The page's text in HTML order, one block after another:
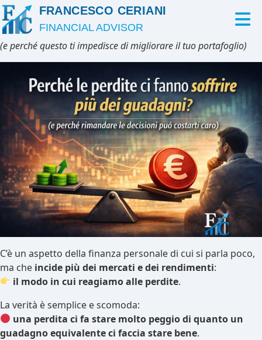
FRANCESCO CERIANI
FINANCIAL ADVISOR
(e perché questo ti impedisce di migliorare il tuo portafoglio)
C’è un aspetto della finanza personale di cui si parla poco,
ma che incide più dei mercati e dei rendimenti:
il modo in cui reagiamo alle perdite.
La verità è semplice e scomoda:
una perdita ci fa stare molto peggio di quanto un
guadagno equivalente ci faccia stare bene.